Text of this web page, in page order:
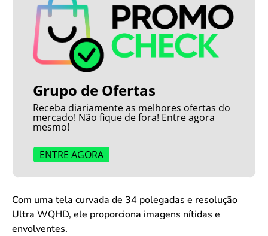
Grupo de Ofertas
Receba diariamente as melhores ofertas do
mercado! Não fique de fora! Entre agora
mesmo!
ENTRE AGORA
Com uma tela curvada de 34 polegadas e resolução
Ultra WQHD, ele proporciona imagens nítidas e
envolventes.